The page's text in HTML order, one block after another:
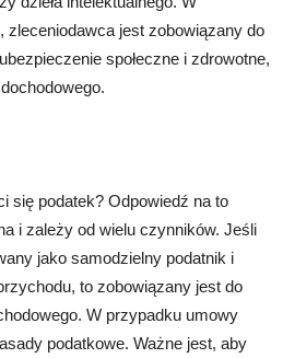
zleceniodawca jest zobowiązany do
społeczne i zdrowotne,
się podatek? Odpowiedź na to
i zależy od wielu czynników. Jeśli
jako samodzielny podatnik i
to zobowiązany jest do
W przypadku umowy
podatkowe. Ważne jest, aby